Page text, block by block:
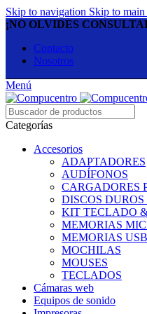
Skip to navigation Skip to
¡NO OLVIDES
Contacto
Nosotros
Menú
Categorías
Accesorios
ADAPTADORES
AUDÍFONOS
CARGADORES
DISCOS
KIT TECLADO
MEMORIAS
MEMORIAS USB
MOCHILAS
MOUSES
TECLADOS
Cámaras web
Equipos de sonido